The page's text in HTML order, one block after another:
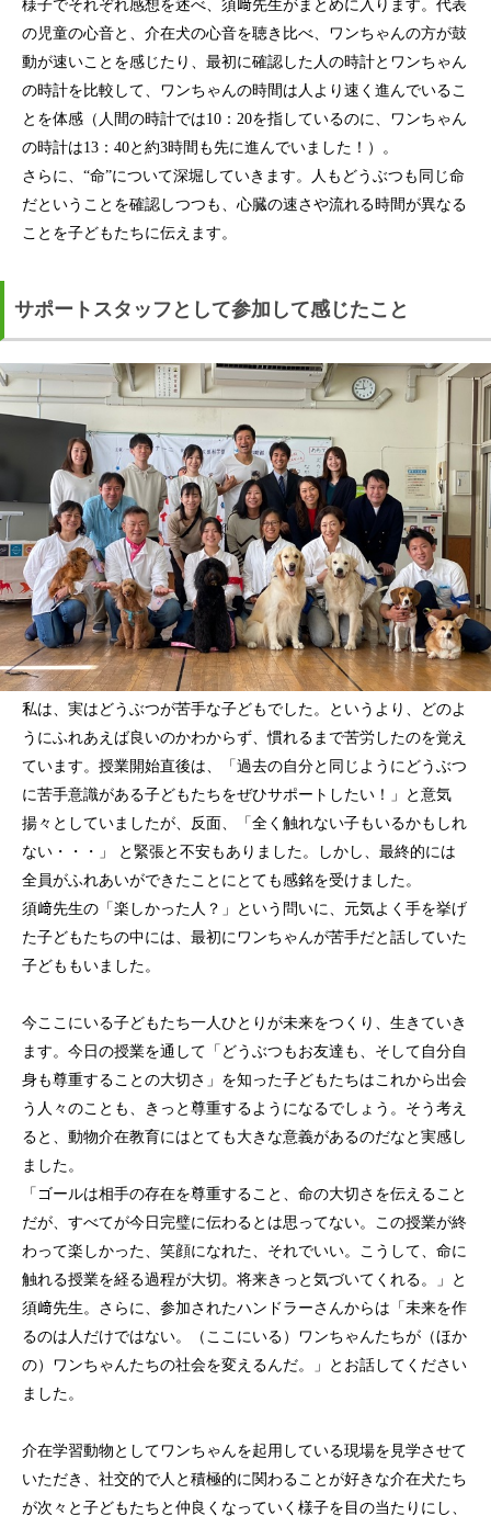
様子でそれぞれ感想を述べ、須﨑先生がまとめに入ります。代表
の児童の心音と、介在犬の心音を聴き比べ、ワンちゃんの方が鼓
動が速いことを感じたり、最初に確認した人の時計とワンちゃん
の時計を比較して、ワンちゃんの時間は人より速く進んでいるこ
とを体感（人間の時計では10：20を指しているのに、ワンちゃん
の時計は13：40と約3時間も先に進んでいました！）。
さらに、“命”について深堀していきます。人もどうぶつも同じ命
だということを確認しつつも、心臓の速さや流れる時間が異なる
ことを子どもたちに伝えます。
サポートスタッフとして参加して感じたこと
私は、実はどうぶつが苦手な子どもでした。というより、どのよ
うにふれあえば良いのかわからず、慣れるまで苦労したのを覚え
ています。授業開始直後は、「過去の自分と同じようにどうぶつ
に苦手意識がある子どもたちをぜひサポートしたい！」と意気
揚々としていましたが、反面、「全く触れない子もいるかもしれ
ない・・・」 と緊張と不安もありました。しかし、最終的には
全員がふれあいができたことにとても感銘を受けました。
須﨑先生の「楽しかった人？」という問いに、元気よく手を挙げ
た子どもたちの中には、最初にワンちゃんが苦手だと話していた
子どももいました。
今ここにいる子どもたち一人ひとりが未来をつくり、生きていき
ます。今日の授業を通して「どうぶつもお友達も、そして自分自
身も尊重することの大切さ」を知った子どもたちはこれから出会
う人々のことも、きっと尊重するようになるでしょう。そう考え
ると、動物介在教育にはとても大きな意義があるのだなと実感し
ました。
「ゴールは相手の存在を尊重すること、命の大切さを伝えること
だが、すべてが今日完璧に伝わるとは思ってない。この授業が終
わって楽しかった、笑顔になれた、それでいい。こうして、命に
触れる授業を経る過程が大切。将来きっと気づいてくれる。」と
須﨑先生。さらに、参加されたハンドラーさんからは「未来を作
るのは人だけではない。（ここにいる）ワンちゃんたちが（ほか
の）ワンちゃんたちの社会を変えるんだ。」とお話してください
ました。
介在学習動物としてワンちゃんを起用している現場を見学させて
いただき、社交的で人と積極的に関わることが好きな介在犬たち
が次々と子どもたちと仲良くなっていく様子を目の当たりにし、